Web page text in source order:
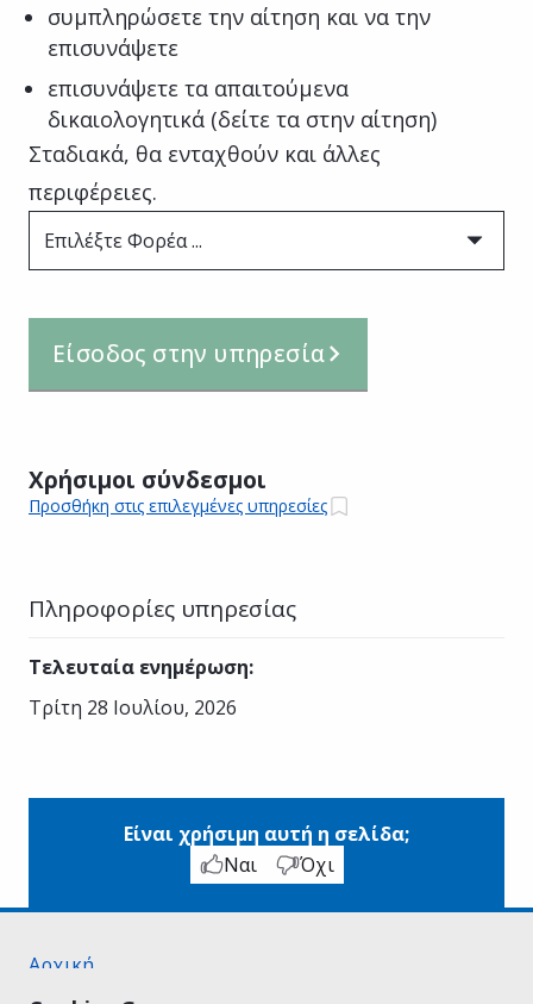
συμπληρώσετε την αίτηση και να την
επισυνάψετε
επισυνάψετε τα απαιτούμενα
δικαιολογητικά (δείτε τα στην αίτηση)
Σταδιακά, θα ενταχθούν και άλλες
περιφέρειες.
Επιλέξτε Φορέα ...
Είσοδος στην υπηρεσία
Χρήσιμοι σύνδεσμοι
Προσθήκη στις επιλεγμένες υπηρεσίες
Πληροφορίες υπηρεσίας
Τελευταία ενημέρωση:
Τρίτη 28 Ιουλίου, 2026
Είναι χρήσιμη αυτή η σελίδα;
Ναι
Όχι
Αρχική